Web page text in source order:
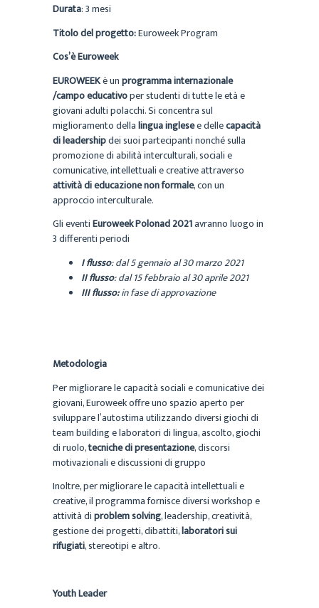
Durata: 3 mesi
Titolo del progetto:Euroweek Program
Cos’è Euroweek
EUROWEEKè unprogramma internazionale
/campo educativoper studenti di tutte le età e
giovani adulti polacchi. Si concentra sul
miglioramento dellalingua inglesee dellecapacità
di leadershipdei suoi partecipanti nonché sulla
promozione di abilità interculturali, sociali e
comunicative, intellettuali e creative attraverso
attività di educazione non formale, con un
approccio interculturale.
Gli eventiEuroweek Polonad 2021avranno luogo in
3 differenti periodi
I flusso: dal 5 gennaio al 30 marzo 2021
II flusso: dal 15 febbraio al 30 aprile 2021
III flusso:in fase di approvazione
Metodologia
Per migliorare le capacità sociali e comunicative dei
giovani, Euroweek offre uno spazio aperto per
sviluppare l’autostima utilizzando diversi giochi di
team building e laboratori di lingua, ascolto, giochi
di ruolo,tecniche di presentazione, discorsi
motivazionali e discussioni di gruppo
Inoltre, per migliorare le capacità intellettuali e
creative, il programma fornisce diversi workshop e
attività diproblem solving, leadership, creatività,
gestione dei progetti, dibattiti,laboratori sui
rifugiati, stereotipi e altro.
Youth Leader